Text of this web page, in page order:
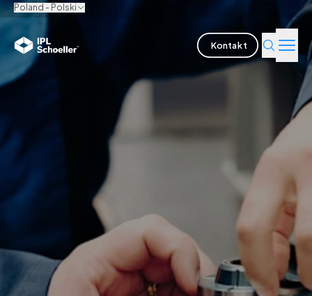
Poland - Polski
Kontakt
Innowacja
Zrównoważony rozwój
Kariera lokalizacjeKatalogi i broszuryMedia center Events
Raporty obligatariuszy